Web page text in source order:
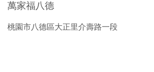
萬家福八德
桃園市八德區大正里介壽路一段